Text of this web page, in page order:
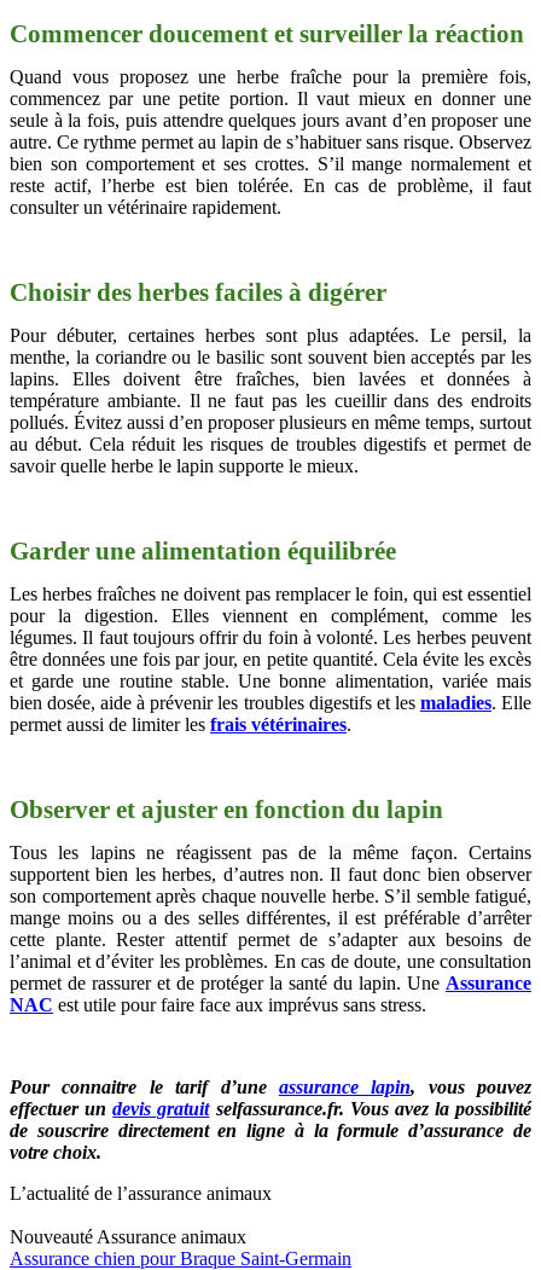
Commencer doucement et surveiller la réaction
Quand vous proposez une herbe fraîche pour la première fois,
commencez par une petite portion. Il vaut mieux en donner une
seule à la fois, puis attendre quelques jours avant d’en proposer une
autre. Ce rythme permet au lapin de s’habituer sans risque. Observez
bien son comportement et ses crottes. S’il mange normalement et
reste actif, l’herbe est bien tolérée. En cas de problème, il faut
consulter un vétérinaire rapidement.
Choisir des herbes faciles à digérer
Pour débuter, certaines herbes sont plus adaptées. Le persil, la
menthe, la coriandre ou le basilic sont souvent bien acceptés par les
lapins. Elles doivent être fraîches, bien lavées et données à
température ambiante. Il ne faut pas les cueillir dans des endroits
pollués. Évitez aussi d’en proposer plusieurs en même temps, surtout
au début. Cela réduit les risques de troubles digestifs et permet de
savoir quelle herbe le lapin supporte le mieux.
Garder une alimentation équilibrée
Les herbes fraîches ne doivent pas remplacer le foin, qui est essentiel
pour la digestion. Elles viennent en complément, comme les
légumes. Il faut toujours offrir du foin à volonté. Les herbes peuvent
être données une fois par jour, en petite quantité. Cela évite les excès
et garde une routine stable. Une bonne alimentation, variée mais
bien dosée, aide à prévenir les troubles digestifs et les maladies. Elle
permet aussi de limiter les frais vétérinaires.
Observer et ajuster en fonction du lapin
Tous les lapins ne réagissent pas de la même façon. Certains
supportent bien les herbes, d’autres non. Il faut donc bien observer
son comportement après chaque nouvelle herbe. S’il semble fatigué,
mange moins ou a des selles différentes, il est préférable d’arrêter
cette plante. Rester attentif permet de s’adapter aux besoins de
l’animal et d’éviter les problèmes. En cas de doute, une consultation
permet de rassurer et de protéger la santé du lapin. Une Assurance
NAC est utile pour faire face aux imprévus sans stress.
Pour connaitre le tarif d’une assurance lapin, vous pouvez
effectuer undevis gratuitselfassurance.fr. Vous avez la possibilité
de souscrire directement en ligne à la formule d’assurance de
votre choix.
L’actualité de l’assurance animaux
Nouveauté Assurance animaux
Assurance chien pour Braque Saint-Germain